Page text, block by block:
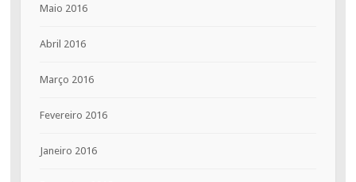
Maio 2016
Abril 2016
Março 2016
Fevereiro 2016
Janeiro 2016